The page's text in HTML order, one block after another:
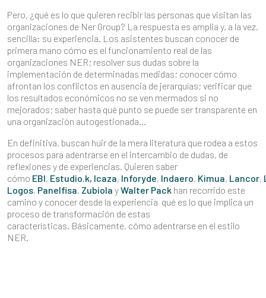
Pero, ¿qué es lo que quieren recibir las personas que visitan las
organizaciones de Ner Group? La respuesta es amplia y, a la vez,
sencilla: su experiencia. Los asistentes buscan conocer de
primera mano cómo es el funcionamiento real de las
organizaciones NER; resolver sus dudas sobre la
implementación de determinadas medidas; conocer cómo
afrontan los conflictos en ausencia de jerarquías; verificar que
los resultados económicos no se ven mermados si no
mejorados; saber hasta qué punto se puede ser transparente en
una organización autogestionada…
En definitiva, buscan huir de la mera literatura que rodea a estos
procesos para adentrarse en el intercambio de dudas, de
reflexiones y de experiencias. Quieren saber
cómo EBI, Estudio.k, Icaza, Inforyde, Indaero, Kimua, Lancor,
Logos, Panelfisa, Zubiola yWalter Pack han recorrido este
camino y conocer desde la experiencia qué es lo que implica un
proceso de transformación de estas
características. Básicamente, cómo adentrarse en el estilo
NER.